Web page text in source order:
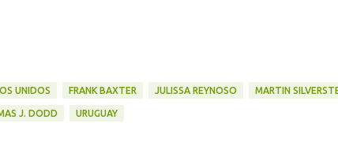
UNIDOS FRANK BAXTER JULISSA REYNOSO MARTIN
J. DODD URUGUAY